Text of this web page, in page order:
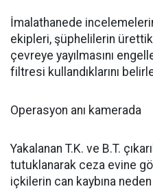
İmalathanede
ekipleri, şüphelilerin
çevreye yayılmasını
filtresi kullandıklarını
Operasyon anı kamerada
Yakalanan T.K. ve B.T.
tutuklanarak ceza evine
içkilerin can kaybına